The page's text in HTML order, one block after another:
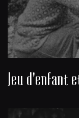
Jeu d'enfant